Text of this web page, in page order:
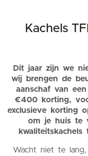
Kachels
Dit jaar zijn we
wij brengen de
aanschaf van
€400 korting,
exclusieve korting
om je huis te
Wacht niet te